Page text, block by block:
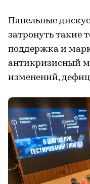
Панельные
затронуть такие
поддержка и
антикризисный
изменений,